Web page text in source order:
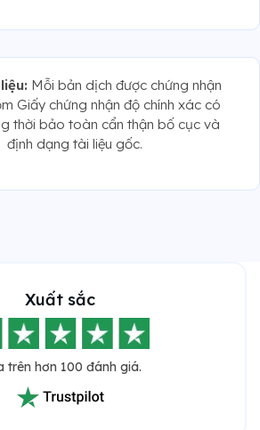
Mỗi bản dịch được chứng nhận
Giấy chứng nhận độ chính xác có
thời bảo toàn cẩn thận bố cục và
định dạng tài liệu gốc.
Xuất sắc
trên hơn 100 đánh giá.